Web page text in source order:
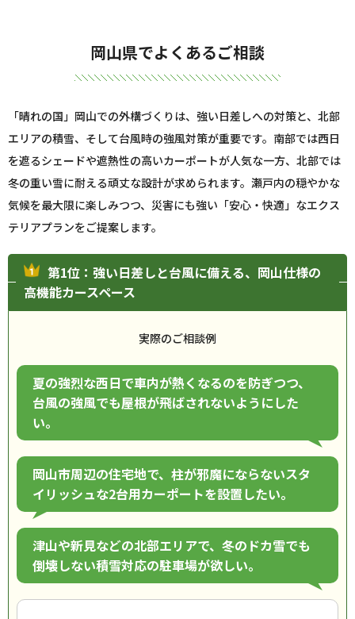
岡山県でよくあるご相談
「晴れの国」岡山での外構づくりは、強い日差しへの対策と、北部
エリアの積雪、そして台風時の強風対策が重要です。南部では西日
を遮るシェードや遮熱性の高いカーポートが人気な一方、北部では
冬の重い雪に耐える頑丈な設計が求められます。瀬戸内の穏やかな
気候を最大限に楽しみつつ、災害にも強い「安心・快適」なエクス
テリアプランをご提案します。
第1位：強い日差しと台風に備える、岡山仕様の
高機能カースペース
実際のご相談例
夏の強烈な西日で車内が熱くなるのを防ぎつつ、
台風の強風でも屋根が飛ばされないようにした
い。
岡山市周辺の住宅地で、柱が邪魔にならないスタ
イリッシュな2台用カーポートを設置したい。
津山や新見などの北部エリアで、冬のドカ雪でも
倒壊しない積雪対応の駐車場が欲しい。